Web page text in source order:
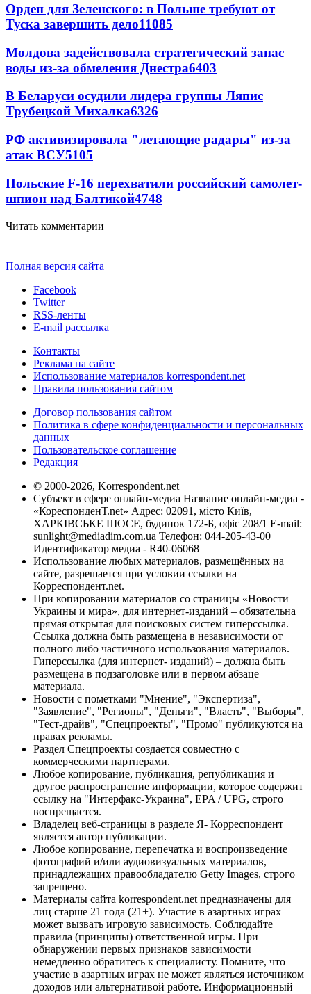
Орден для Зеленского: в Польше требуют от
Туска завершить дело11085
Молдова задействовала стратегический запас
воды из-за обмеления Днестра6403
В Беларуси осудили лидера группы Ляпис
Трубецкой Михалка6326
РФ активизировала "летающие радары" из-за
атак ВСУ5105
Польские F-16 перехватили российский самолет-
шпион над Балтикой4748
Читать комментарии
Полная версия сайта
Facebook
Twitter
RSS-ленты
E-mail рассылка
Контакты
Реклама на сайте
Использование материалов korrespondent.net
Правила пользования сайтом
Договор пользования сайтом
Политика в сфере конфиденциальности и персональных
данных
Пользовательское соглашение
Редакция
© 2000-2026, Korrespondent.net
Субъект в сфере онлайн-медиа Название онлайн-медиа -
«КореспонденТ.net» Адрес: 02091, місто Київ,
ХАРКІВСЬКЕ ШОСЕ, будинок 172-Б, офіс 208/1 E-mail:
sunlight@mediadim.com.ua Телефон: 044-205-43-00
Идентификатор медиа - R40-06068
Использование любых материалов, размещённых на
сайте, разрешается при условии ссылки на
Корреспондент.net.
При копировании материалов со страницы «Новости
Украины и мира», для интернет-изданий – обязательна
прямая открытая для поисковых систем гиперссылка.
Ссылка должна быть размещена в независимости от
полного либо частичного использования материалов.
Гиперссылка (для интернет- изданий) – должна быть
размещена в подзаголовке или в первом абзаце
материала.
Новости с пометками "Мнение", "Экспертиза",
"Заявление", "Регионы", "Деньги", "Власть", "Выборы",
"Тест-драйв", "Спецпроекты", "Промо" публикуются на
правах рекламы.
Раздел Спецпроекты создается совместно с
коммерческими партнерами.
Любое копирование, публикация, републикация и
другое распространение информации, которое содержит
ссылку на "Интерфакс-Украина", EPA / UPG, строго
воспрещается.
Владелец веб-страницы в разделе Я- Корреспондент
является автор публикации.
Любое копирование, перепечатка и воспроизведение
фотографий и/или аудиовизуальных материалов,
принадлежащих правообладателю Getty Images, строго
запрещено.
Материалы сайта korrespondent.net предназначены для
лиц старше 21 года (21+). Участие в азартных играх
может вызвать игровую зависимость. Соблюдайте
правила (принципы) ответственной игры. При
обнаружении первых признаков зависимости
немедленно обратитесь к специалисту. Помните, что
участие в азартных играх не может являться источником
доходов или альтернативой работе. Информационный